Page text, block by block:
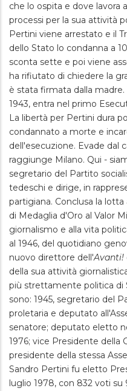
che lo ospita e dove lavora
processi per la sua attività
Pertini viene arrestato e il
dello Stato lo condanna a
sconta sette e poi viene
ha rifiutato di chiedere la
è stata firmata dalla
1943, entra nel primo
La libertà per Pertini dura
condannato a morte e
dell'esecuzione. Evade dal
raggiunge Milano. Qui -
segretario del Partito
tedeschi e dirige, in
partigiana. Conclusa la
di Medaglia d'Oro al Valor
giornalismo e alla vita
al 1946, del quotidiano
nuovo direttore dell'Avanti!
della sua attività
più strettamente politica di
sono: 1945, segretario del
proletaria e deputato
senatore; deputato eletto
1976; vice Presidente della
presidente della stessa
Sandro Pertini fu eletto
luglio 1978, con 832 voti su